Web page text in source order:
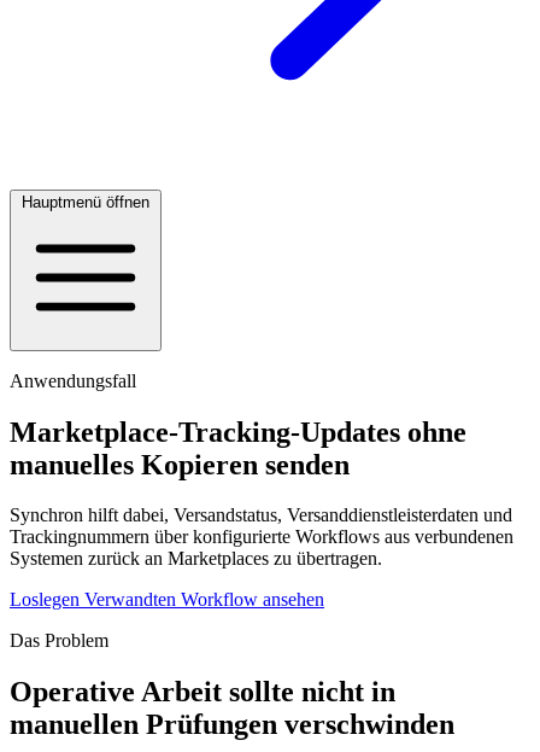
Hauptmenü öffnen
Anwendungsfall
Marketplace-Tracking-Updates ohne
manuelles Kopieren senden
Synchron hilft dabei, Versandstatus, Versanddienstleisterdaten und
Trackingnummern über konfigurierte Workflows aus verbundenen
Systemen zurück an Marketplaces zu übertragen.
Loslegen Verwandten Workflow ansehen
Das Problem
Operative Arbeit sollte nicht in
manuellen Prüfungen verschwinden